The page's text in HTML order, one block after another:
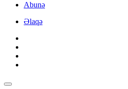
Abunə
Əlaqə